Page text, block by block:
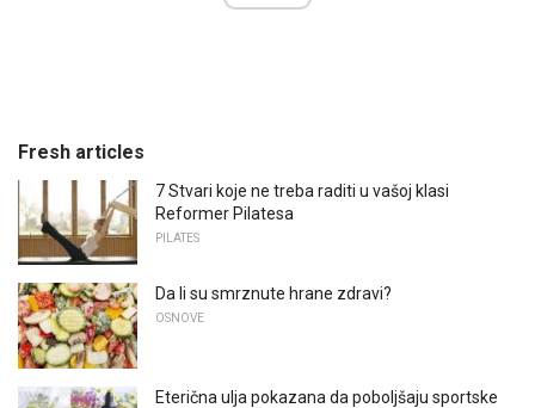
Fresh articles
7 Stvari koje ne treba raditi u vašoj klasi
Reformer Pilatesa
PILATES
Da li su smrznute hrane zdravi?
OSNOVE
Eterična ulja pokazana da poboljšaju sportske